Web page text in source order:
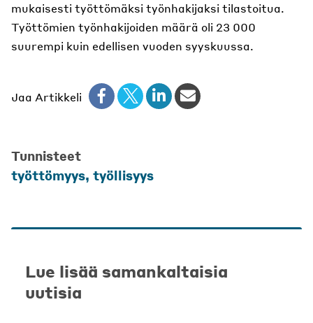
mukaisesti työttömäksi työnhakijaksi tilastoitua.
Työttömien työnhakijoiden määrä oli 23 000
suurempi kuin edellisen vuoden syyskuussa.
Jaa Artikkeli
Tunnisteet
työttömyys, työllisyys
Lue lisää samankaltaisia
uutisia